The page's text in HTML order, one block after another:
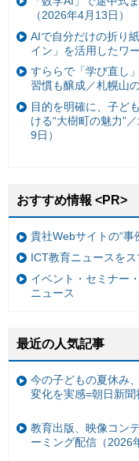
（2026年4月13日）
AIで自分だけの折り
イン」を活用したワ
すららで「学び直し
習慣も醸成／札幌山
目的を明確に、子ど
ける“大樹町の魅力”
9日）
おすすめ情報 <PR>
貴社Webサイトの“事
ICT教育ニュースを
イベント・セミナー
ニュース
最近の人気記事
今の子どもの夏休み
変化を実感=朝日新聞
教育出版、映像コン
ーミング配信（2026